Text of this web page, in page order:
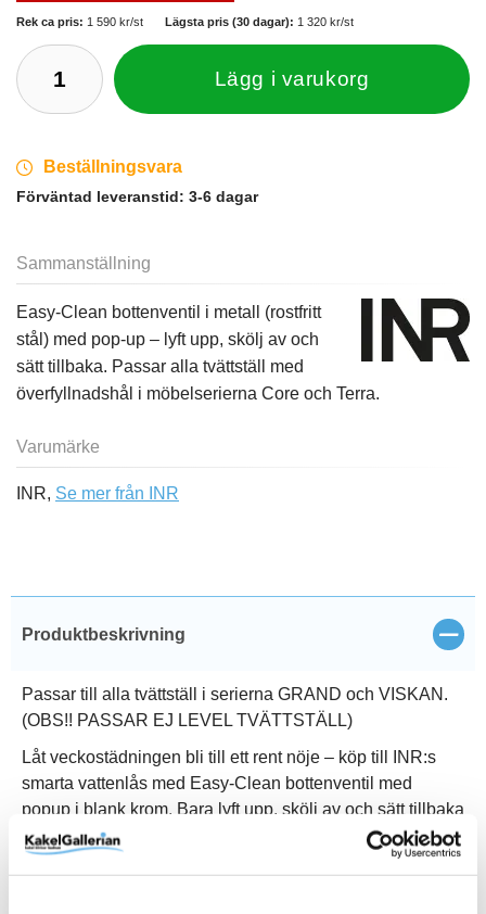
Rek ca pris: 1 590 kr/st Lägsta pris (30 dagar): 1 320 kr/st
Lägg i varukorg
Beställningsvara
Förväntad leveranstid: 3-6 dagar
Sammanställning
Easy-Clean bottenventil i metall (rostfritt
stål) med pop-up – lyft upp, skölj av och
sätt tillbaka. Passar alla tvättställ med
överfyllnadshål i möbelserierna Core och Terra.
Varumärke
INR, Se mer från INR
Produktbeskrivning Stäng
Passar till alla tvättställ i serierna GRAND och VISKAN.
(OBS!! PASSAR EJ LEVEL TVÄTTSTÄLL)
Låt veckostädningen bli till ett rent nöje – köp till INR:s
smarta vattenlås med Easy-Clean bottenventil med
popup i blank krom. Bara lyft upp, skölj av och sätt tillbaka
igen.